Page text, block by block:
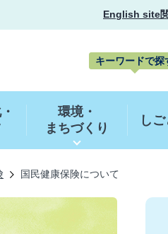
English site
キーワードで探
ワ
ー
索
環境・
まちづくり
し
国民健康保険について